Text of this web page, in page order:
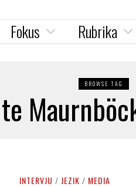
Fokus Rubrika
BROWSE TAG
INTERVJU / JEZIK / MEDIA